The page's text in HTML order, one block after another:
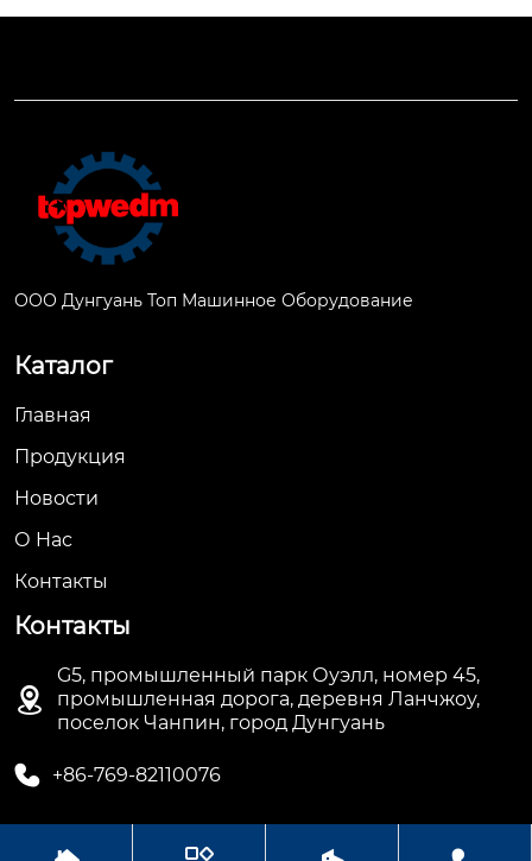
ООО Дунгуань Топ Машинное Оборудование
Каталог
Главная
Продукция
Новости
О Hас
Контакты
Контакты

G5, промышленный парк Оуэлл, номер 45,
промышленная дорога, деревня Ланчжоу,
поселок Чанпин, город Дунгуань
 +86-769-82110076